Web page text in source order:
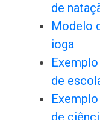
de
Modelo
ioga
de
de